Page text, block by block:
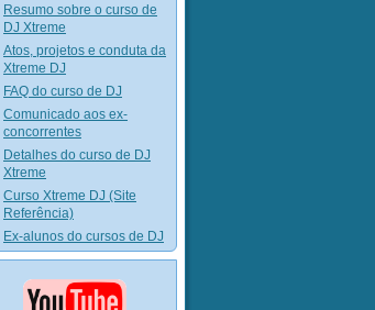
Resumo sobre o curso de
DJ Xtreme
Atos, projetos e conduta da
Xtreme DJ
FAQ do curso de DJ
Comunicado aos ex-
concorrentes
Detalhes do curso de DJ
Xtreme
Curso Xtreme DJ (Site
Referência)
Ex-alunos do cursos de DJ